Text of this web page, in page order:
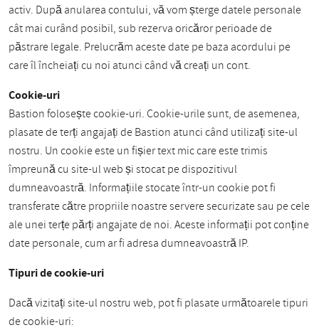
activ. După anularea contului, vă vom șterge datele personale
cât mai curând posibil, sub rezerva oricăror perioade de
păstrare legale. Prelucrăm aceste date pe baza acordului pe
care îl încheiați cu noi atunci când vă creați un cont.
Cookie-uri
Bastion folosește cookie-uri. Cookie-urile sunt, de asemenea,
plasate de terți angajați de Bastion atunci când utilizați site-ul
nostru. Un cookie este un fișier text mic care este trimis
împreună cu site-ul web și stocat pe dispozitivul
dumneavoastră. Informațiile stocate într-un cookie pot fi
transferate către propriile noastre servere securizate sau pe cele
ale unei terțe părți angajate de noi. Aceste informații pot conține
date personale, cum ar fi adresa dumneavoastră IP.
Tipuri de cookie-uri
Dacă vizitați site-ul nostru web, pot fi plasate următoarele tipuri
de cookie-uri: